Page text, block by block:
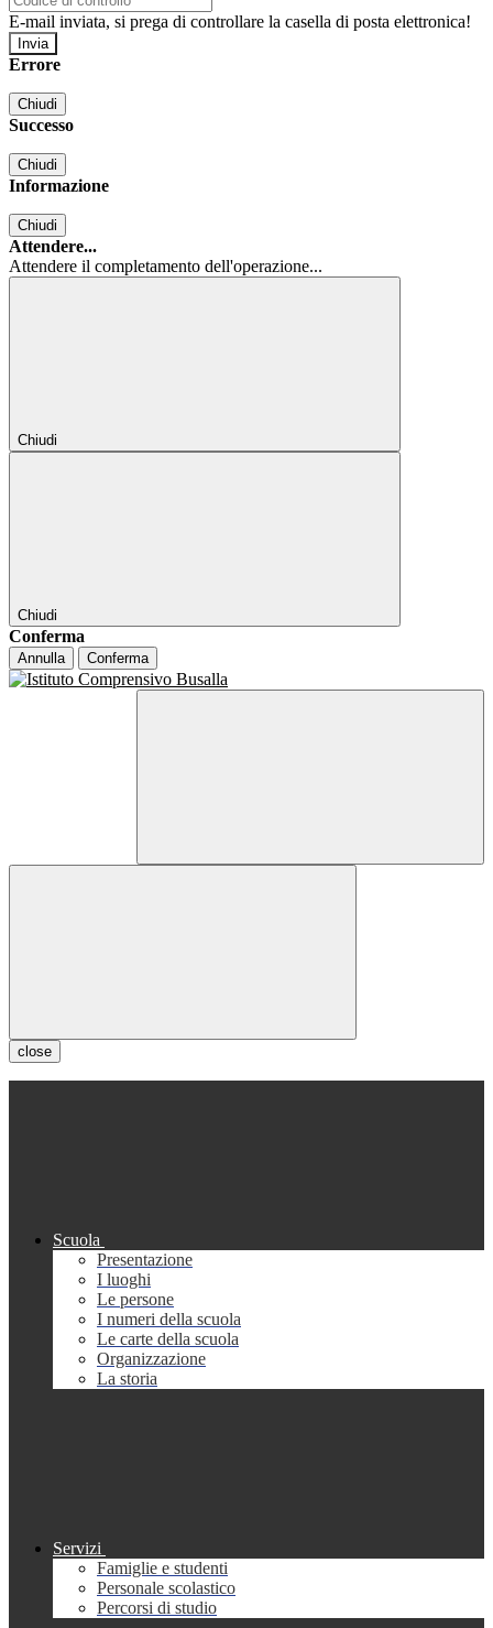
E-mail inviata, si prega di controllare la casella di posta elettronica!
Errore
Chiudi
Successo
Chiudi
Informazione
Chiudi
Attendere...
Attendere il completamento dell'operazione...
Chiudi
Chiudi
Conferma
Annulla Conferma
close
Scuola
Presentazione
I luoghi
Le persone
I numeri della scuola
Le carte della scuola
Organizzazione
La storia
Servizi
Famiglie e studenti
Personale scolastico
Percorsi di studio